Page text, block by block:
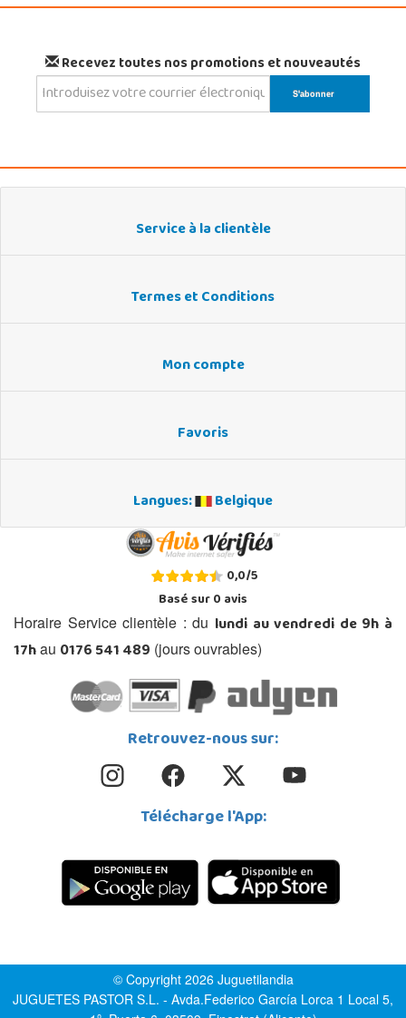
Recevez toutes nos promotions et nouveautés
Service à la clientèle
Termes et Conditions
Mon compte
Favoris
Langues: Belgique
0,0/5
Basé sur0avis
Horaire Service clientèle : du lundi au vendredi de 9h à
17hau 0176 541 489 (jours ouvrables)
Retrouvez-nous sur:
Télécharge l'App:
© Copyright 2026 Juguetilandia
JUGUETES PASTOR S.L. - Avda.Federico García Lorca 1 Local 5,